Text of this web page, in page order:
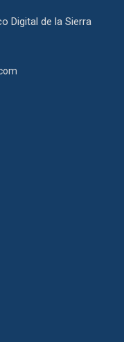
Digital de la Sierra